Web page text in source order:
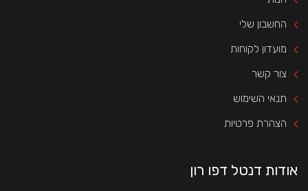
החשבון שלי
מועדון לקוחות
צור קשר
תנאי השימוש
הצהרת פרטיות
אודות דנטל דפו רון